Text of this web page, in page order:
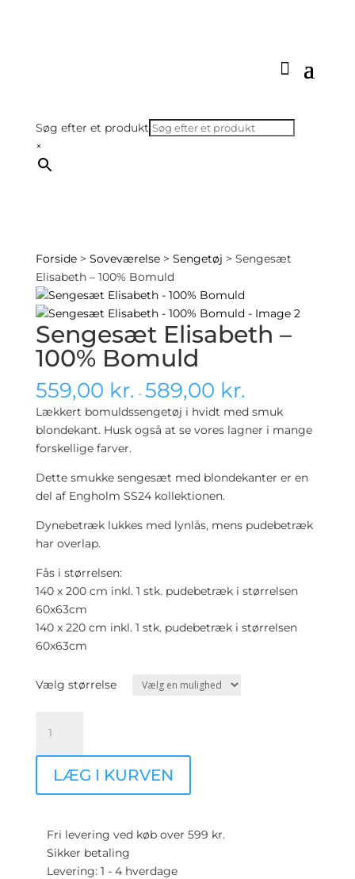
Søg efter et produkt
×
Forside> Soveværelse> Sengetøj > Sengesæt
Elisabeth – 100% Bomuld
Sengesæt Elisabeth –
100% Bomuld
559,00 kr. - 589,00 kr.
Lækkert bomuldssengetøj i hvidt med smuk
blondekant. Husk også at se vores lagner i mange
forskellige farver.
Dette smukke sengesæt med blondekanter er en
del af Engholm SS24 kollektionen.
Dynebetræk lukkes med lynlås, mens pudebetræk
har overlap.
Fås i størrelsen:
140 x 200 cm inkl. 1 stk. pudebetræk i størrelsen
60x63cm
140 x 220 cm inkl. 1 stk. pudebetræk i størrelsen
60x63cm
Vælg størrelse
Elisabeth
-
100%
Bomuld
LÆG I KURVEN
Fri levering ved køb over 599 kr.
Sikker betaling
Levering: 1 - 4 hverdage